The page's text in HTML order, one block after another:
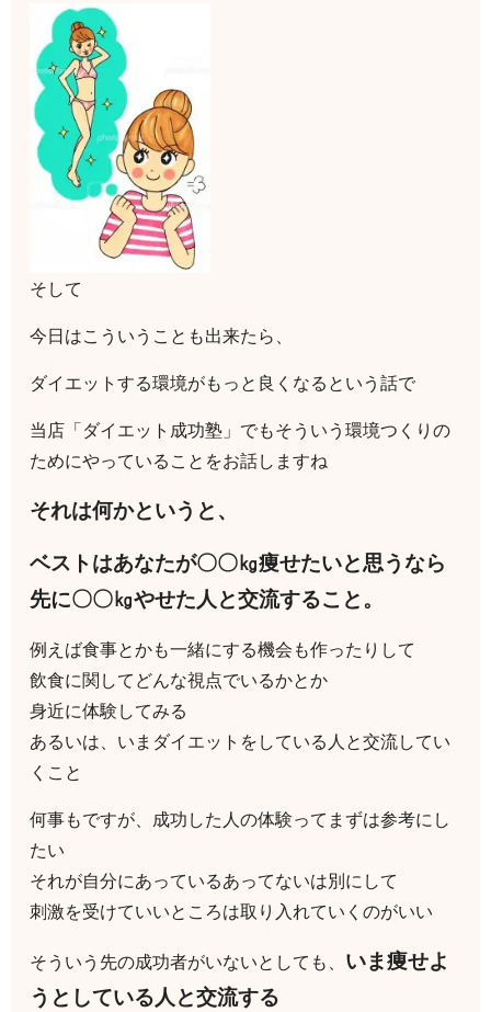
そして
今日はこういうことも出来たら、
ダイエットする環境がもっと良くなるという話で
当店「ダイエット成功塾」でもそういう環境つくりの
ためにやっていることをお話しますね
それは何かというと、
ベストはあなたが〇〇㎏痩せたいと思うなら
先に〇〇㎏やせた人と交流すること。
例えば食事とかも一緒にする機会も作ったりして
飲食に関してどんな視点でいるかとか
身近に体験してみる
あるいは、いまダイエットをしている人と交流してい
くこと
何事もですが、成功した人の体験ってまずは参考にし
たい
それが自分にあっているあってないは別にして
刺激を受けていいところは取り入れていくのがいい
そういう先の成功者がいないとしても、 いま痩せよ
うとしている人と交流する